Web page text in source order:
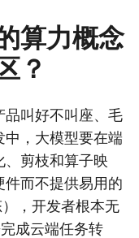
算力概念
？
品叫好不叫座、毛
中，大模型要在端
剪枝和算子映
而不提供易用的
，开发者根本无
成云端任务转